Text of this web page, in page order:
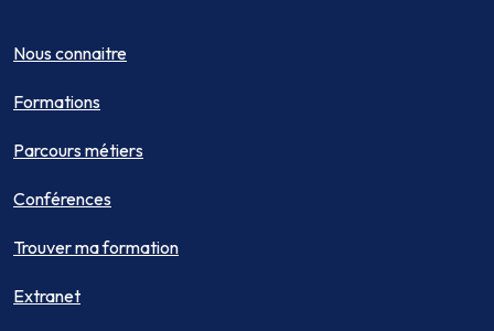
Nous connaitre
Formations
Parcours métiers
Conférences
Trouver ma formation
Extranet